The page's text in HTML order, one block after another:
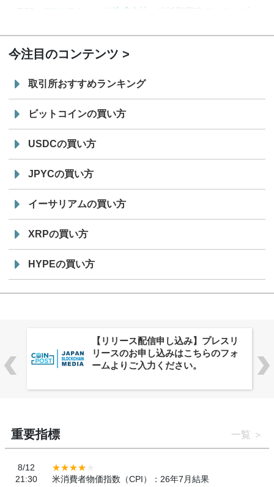
7/29
SBI VCトレード株式会社
信託型円建てステーブル
今注目のコンテンツ
取引所おすすめランキング
ビットコインの買い方
USDCの買い方
JPYCの買い方
イーサリアムの買い方
XRPの買い方
HYPEの買い方
株式会社PlnX、アジア最大級のグロ
ーバルWeb3カンファレンス
「WebX2026」とのコラボレーショ
重要指標 一覧
8/12
21:30
米消費者物価指数（CPI）：26年7月結果